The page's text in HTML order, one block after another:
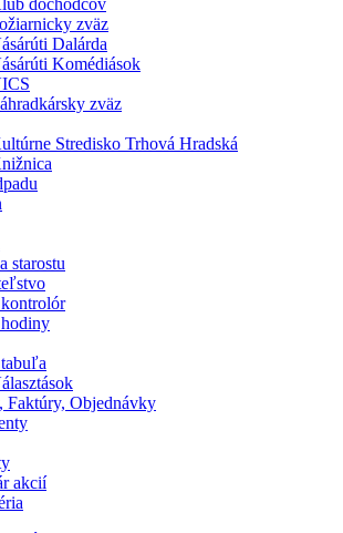
dôchodcov
zväz
Dalárda
Komédiások
zväz
Stredisko Trhová Hradská
starostu
Faktúry, Objednávky
akcií